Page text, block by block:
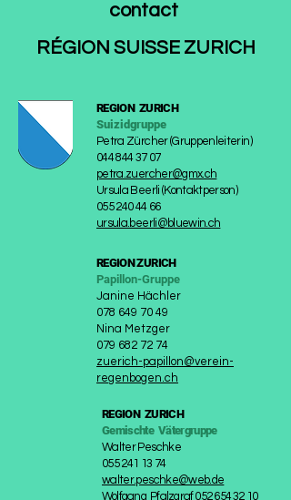
contact
RÉGION SUISSE ZURICH
REGION ZURICH
Suizidgruppe
Petra Zürcher (Gruppenleiterin)
044 844 37 07
petra.zuercher@gmx.ch
Ursula Beerli (Kontaktperson)
055 240 44 66
ursula.beerli@bluewin.ch
REGIONZURICH
Papillon-Gruppe
Janine Hächler
078 649 70 49
Nina Metzger
079 682 72 74
zuerich-papillon@verein-
regenbogen.ch
REGION ZURICH
Gemischte Vätergruppe
Walter Peschke
055 241 13 74
walter.peschke@web.de
Wolfgang Pfalzgraf052 654 32 10